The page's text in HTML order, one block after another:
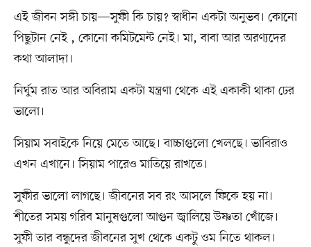
এই জীবন সঙ্গী চায়—সুফী কি চায়? স্বাধীন একটা অনুভব। কোনো
পিছুটান নেই , কোনো কমিটমেন্ট নেই। মা, বাবা আর অরণ্যদের
কথা আলাদা।
নির্ঘুম রাত আর অবিরাম একটা যন্ত্রণা থেকে এই একাকী থাকা ঢের
ভালো।
সিয়াম সবাইকে নিয়ে মেতে আছে। বাচ্চাগুলো খেলছে। ভাবিরাও
এখন এখানে। সিয়াম পারেও মাতিয়ে রাখতে।
সুফীর ভালো লাগছে। জীবনের সব রং আসলে ফিকে হয় না।
শীতের সময় গরিব মানুষগুলো আগুন জ্বালিয়ে উষ্ণতা খোঁজে।
সুফী তার বন্ধুদের জীবনের সুখ থেকে একটু ওম নিতে থাকল।